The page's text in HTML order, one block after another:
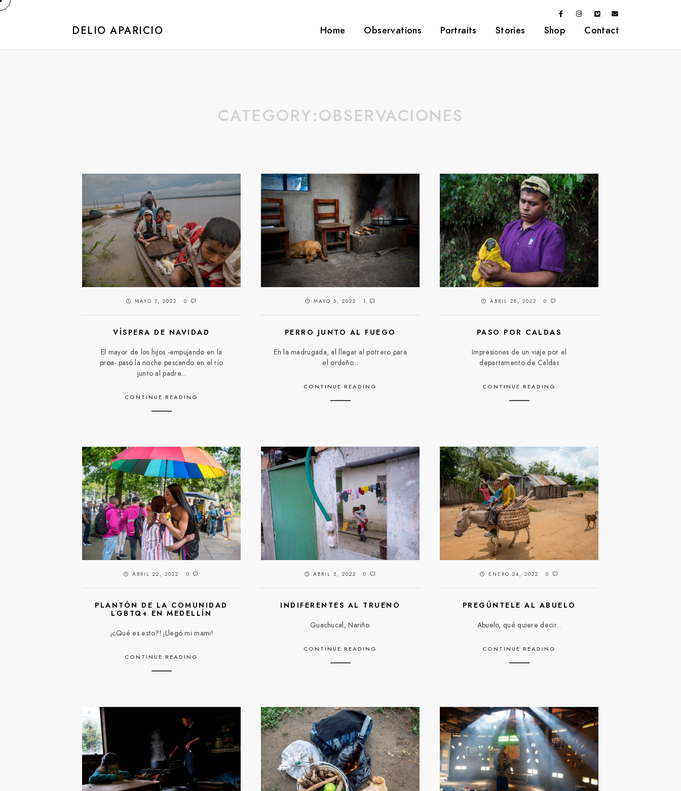
DELIO APARICIO Home Observations Portraits Stories Shop Contact
CATEGORY:OBSERVACIONES
MAYO 7, 2022 0
VÍSPERA DE NAVIDAD
El mayor de los hijos -empujando en la
proa- pasó la noche pescando en el río
junto al padre...
CONTINUE READING
MAYO 5, 2022 1
PERRO JUNTO AL FUEGO
En la madrugada, al llegar al potrero para
el ordeño...
CONTINUE READING
ABRIL 28, 2022 0
PASO POR CALDAS
Impresiones de un viaje por el
departamento de Caldas
CONTINUE READING
ABRIL 22, 2022 0
PLANTÓN DE LA COMUNIDAD
LGBTQ+ EN MEDELLÍN
¡¿Qué es esto?! ¡Llegó mi mami!
CONTINUE READING
ABRIL 5, 2022 0
INDIFERENTES AL TRUENO
Guachucal, Nariño.
CONTINUE READING
ENERO 24, 2022 0
PREGÚNTELE AL ABUELO
Abuelo, qué quiere decir...
CONTINUE READING